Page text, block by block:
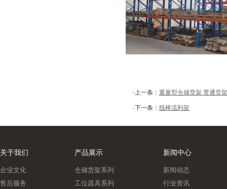
·上一条： 重量型仓储货架 贯通货
·下一条： 线棒流利架
关于我们
企业文化
售后服务
产品展示
仓储货架系列
工位器具系列
新闻中心
新闻动态
行业资讯